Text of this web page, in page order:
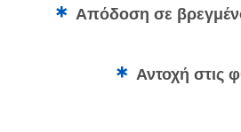
Απόδοση σε
Αντοχή στις